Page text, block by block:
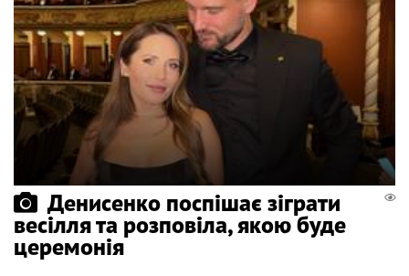
Денисенко поспішає зіграти
весілля та розповіла, якою буде
церемонія